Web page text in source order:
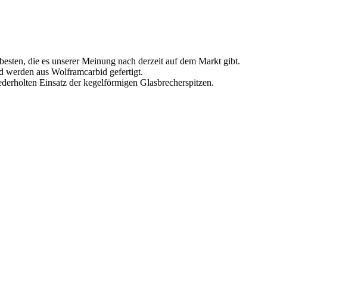
die es unserer Meinung nach derzeit auf dem Markt gibt.
werden aus Wolframcarbid gefertigt.
Einsatz der kegelförmigen Glasbrecherspitzen.